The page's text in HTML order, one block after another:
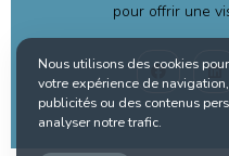
pour offrir une
Nous utilisons des cookies
votre expérience de
publicités ou des contenus
analyser notre trafic.